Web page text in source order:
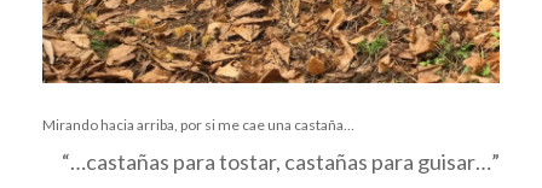
Mirando hacia arriba, por si me cae una castaña…
“…castañas para tostar, castañas para guisar…”